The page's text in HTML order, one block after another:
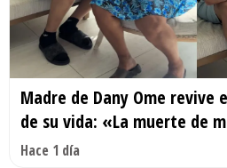
Madre de Dany Ome revive
de su vida: «La muerte de
Hace 1 día